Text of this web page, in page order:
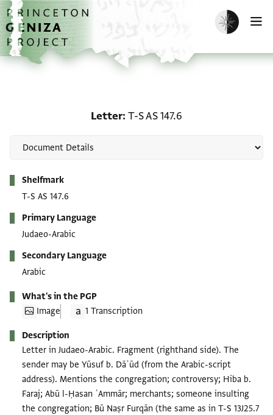
Skip to main content
home
Enable dark
Letter T-S AS 147.6
Shelfmark
T-S AS 147.6
Primary Language
Judaeo-Arabic
Secondary Language
Arabic
What's in the PGP
Image
1 Transcription
Description
Letter in Judaeo-Arabic. Fragment (righthand side). The
sender may be Yūsuf b. Dāʾūd (from the Arabic-script
address). Mentions the congregation; controversy; Hiba b.
Faraj; Abū l-Ḥasan ʿAmmār; merchants; someone insulting
the congregation; Bū Naṣr Furqān (the same as in T-S 13J25.7